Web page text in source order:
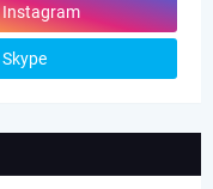
Instagram
Skype